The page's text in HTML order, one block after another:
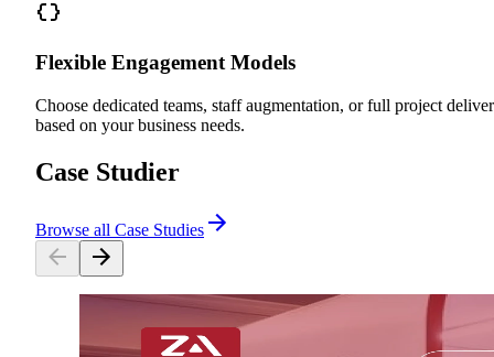
Flexible Engagement Models
Choose dedicated teams, staff augmentation, or full project
based on your business needs.
Case Studier
Browse all Case Studies